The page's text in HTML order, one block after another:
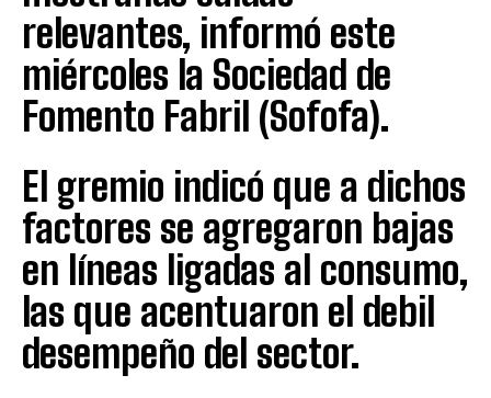
relevantes, informó este
miércoles la Sociedad de
Fomento Fabril (Sofofa).
El gremio indicó que a dichos
factores se agregaron bajas
en líneas ligadas al consumo,
las que acentuaron el debil
desempeño del sector.